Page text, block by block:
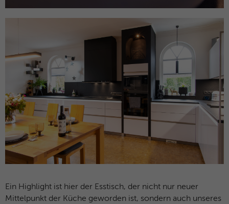
Ein Highlight ist hier der Esstisch, der nicht nur neuer
Mittelpunkt der Küche geworden ist, sondern auch unseres